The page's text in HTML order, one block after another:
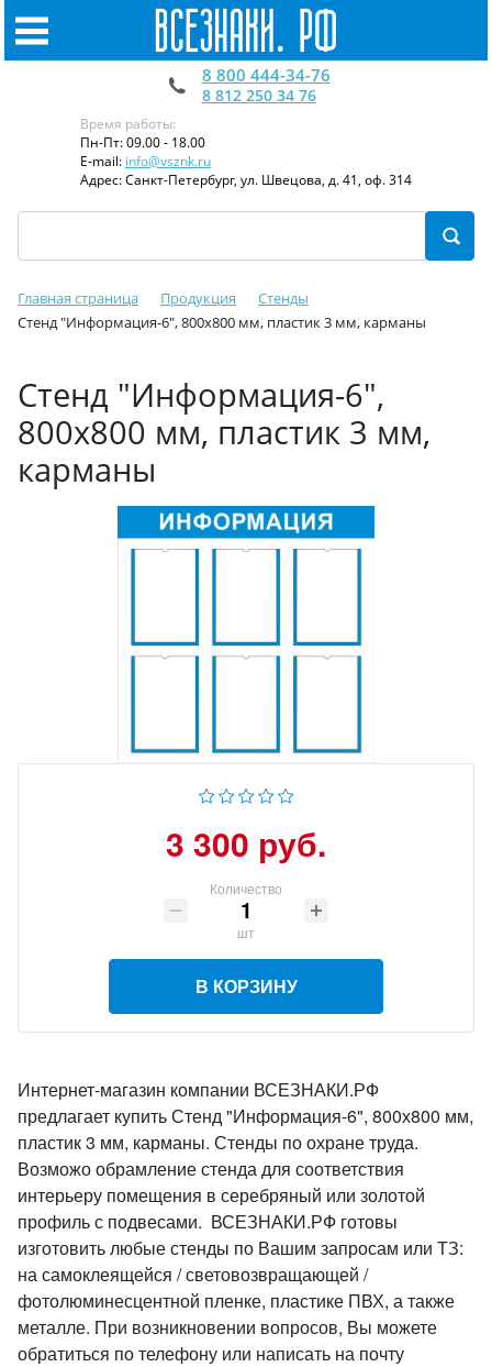
8 800 444-34-76
8 812 250 34 76
Время работы:
Пн-Пт: 09.00 - 18.00
E-mail: info@vsznk.ru
Адрес: Санкт-Петербург, ул. Швецова, д. 41, оф. 314
Главная страница Продукция
Стенды
Стенд "Информация-6", 800х800 мм, пластик 3 мм, карманы
Стенд "Информация-6",
800х800 мм, пластик 3 мм,
карманы
3 300 руб.
Количество
шт
В КОРЗИНУ
Интернет-магазин компании ВСЕЗНАКИ.РФ
предлагает купить Стенд "Информация-6", 800х800 мм,
пластик 3 мм, карманы. Стенды по охране труда.
Возможо обрамление стенда для соответствия
интерьеру помещения в серебряный или золотой
профиль с подвесами. ВСЕЗНАКИ.РФ готовы
изготовить любые стенды по Вашим запросам или ТЗ:
на самоклеящейся / световозвращающей /
фотолюминесцентной пленке, пластике ПВХ, а также
металле. При возникновении вопросов, Вы можете
обратиться по телефону или написать на почту